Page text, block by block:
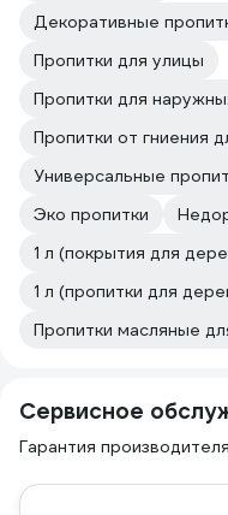
Декоративные
Пропитки для улицы
Пропитки для
Пропитки от гниения
Универсальные
Эко пропитки
1 л (покрытия для
1 л (пропитки для
Пропитки масляные
Сервисное
Гарантия производителя